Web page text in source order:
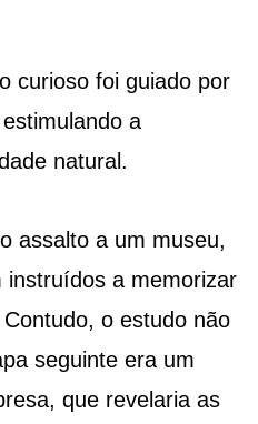
curioso foi guiado por
a
natural.
assalto a um museu,
a memorizar
o estudo não
seguinte era um
que revelaria as